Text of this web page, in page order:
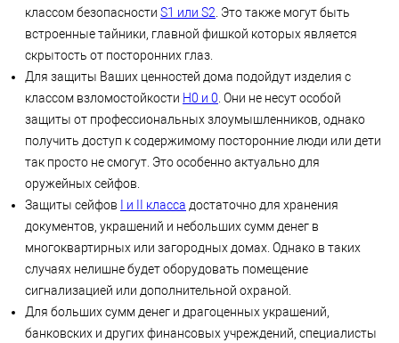
классом безопасности S1 или S2 . Это также могут быть
встроенные тайники, главной фишкой которых является
скрытость от посторонних глаз.
Для защиты Ваших ценностей дома подойдут изделия с
классом взломостойкости H0 и 0 . Они не несут особой
защиты от профессиональных злоумышленников, однако
получить доступ к содержимому посторонние люди или дети
так просто не смогут. Это особенно актуально для
оружейных сейфов.
Защиты сейфов
I и II класса достаточно для хранения
документов, украшений и небольших сумм денег в
многоквартирных или загородных домах. Однако в таких
случаях нелишне будет оборудовать помещение
сигнализацией или дополнительной охраной.
Для больших сумм денег и драгоценных украшений,
банковских и других финансовых учреждений, специалисты